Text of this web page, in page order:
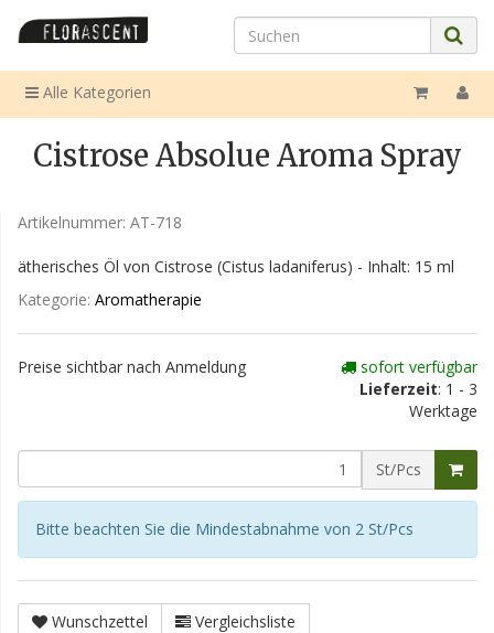
Alle Kategorien
Cistrose Absolue Aroma Spray
Artikelnummer: AT-718
ätherisches Öl von Cistrose (Cistus ladaniferus) - Inhalt: 15 ml
Kategorie: Aromatherapie
Preise sichtbar nach Anmeldung
sofort verfügbar
Lieferzeit: 1 - 3
Werktage
St/Pcs
Bitte beachten Sie die Mindestabnahme von 2 St/Pcs
Wunschzettel
Vergleichsliste